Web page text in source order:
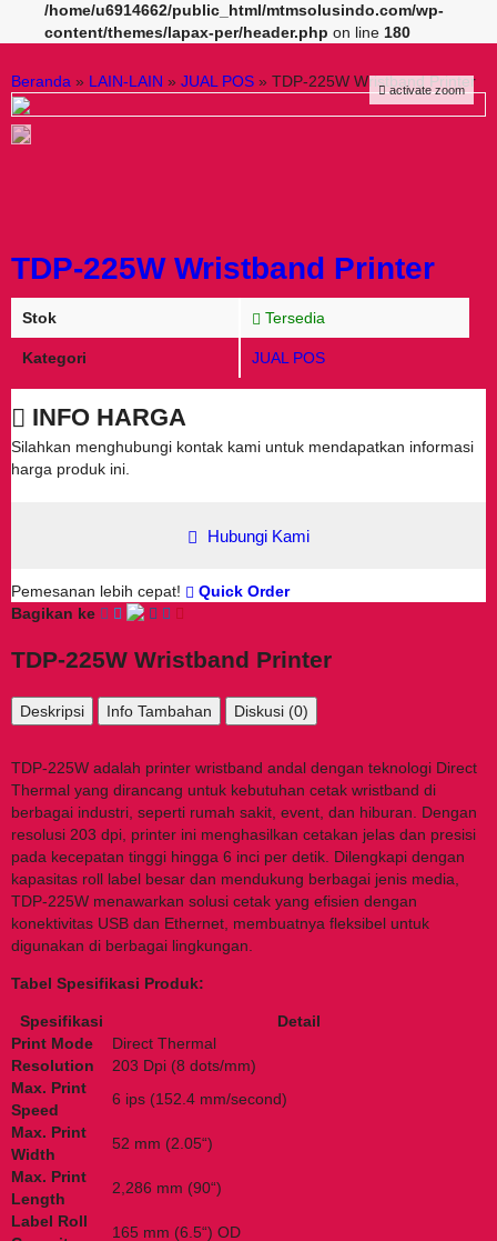
/home/u6914662/public_html/mtmsolusindo.com/wp-
content/themes/lapax-per/header.php on line 180
Beranda » LAIN-LAIN » JUAL POS » TDP-225W Wristband Printer
activate zoom
TDP-225W Wristband Printer
Stok Tersedia
Kategori JUAL POS
INFO HARGA
Silahkan menghubungi kontak kami untuk mendapatkan informasi
harga produk ini.
Hubungi Kami
Pemesanan lebih cepat!
Quick Order
Bagikan ke
TDP-225W Wristband Printer
Deskripsi Info Tambahan Diskusi (0)
TDP-225W adalah printer wristband andal dengan teknologi Direct
Thermal yang dirancang untuk kebutuhan cetak wristband di
berbagai industri, seperti rumah sakit, event, dan hiburan. Dengan
resolusi 203 dpi, printer ini menghasilkan cetakan jelas dan presisi
pada kecepatan tinggi hingga 6 inci per detik. Dilengkapi dengan
kapasitas roll label besar dan mendukung berbagai jenis media,
TDP-225W menawarkan solusi cetak yang efisien dengan
konektivitas USB dan Ethernet, membuatnya fleksibel untuk
digunakan di berbagai lingkungan.
Tabel Spesifikasi Produk:
Spesifikasi
Detail
Print Mode
Direct Thermal
Resolution
203 Dpi (8 dots/mm)
Max. Print
Speed
6 ips (152.4 mm/second)
Max. Print
Width
52 mm (2.05“)
Max. Print
Length
2,286 mm (90“)
Label Roll
165 mm (6.5“) OD